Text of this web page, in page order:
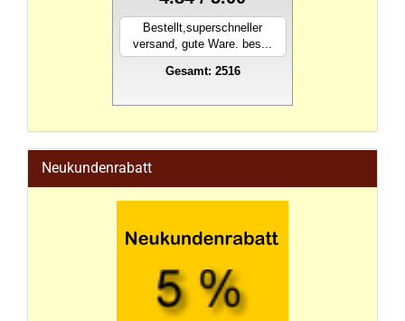
Bestellt,superschneller
versand, gute Ware. bes...
Gesamt: 2516
Neukundenrabatt